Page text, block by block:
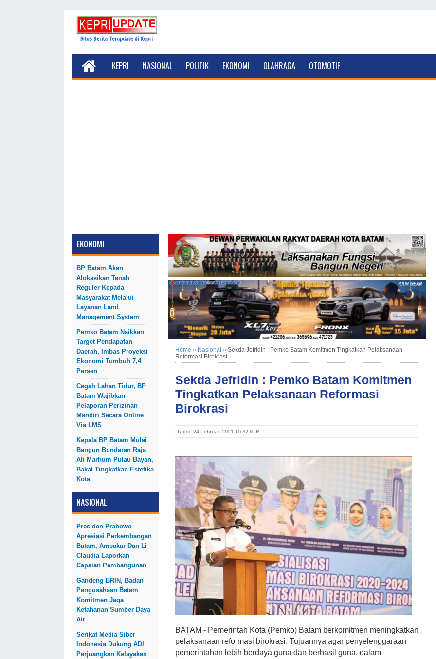
KEPRI NASIONAL POLITIK EKONOMI OLAHRAGA OTOMOTIF
EKONOMI
BP Batam Akan
Alokasikan Tanah
Reguler Kepada
Masyarakat Melalui
Layanan Land
Management System
Pemko Batam Naikkan
Target Pendapatan
Daerah, Imbas Proyeksi
Ekonomi Tumbuh 7,4
Persen
Cegah Lahan Tidur, BP
Batam Wajibkan
Pelaporan Perizinan
Mandiri Secara Online
Via LMS
Kepala BP Batam Mulai
Bangun Bundaran Raja
Ali Marhum Pulau Bayan,
Bakal Tingkatkan Estetika
Kota
NASIONAL
Presiden Prabowo
Apresiasi Perkembangan
Batam, Amsakar Dan Li
Claudia Laporkan
Capaian Pembangunan
Gandeng BRIN, Badan
Pengusahaan Batam
Komitmen Jaga
Ketahanan Sumber Daya
Air
Serikat Media Siber
Indonesia Dukung ADI
Perjuangkan Kelayakan
Home » Nasional » Sekda Jefridin : Pemko Batam Komitmen Tingkatkan Pelaksanaan
Reformasi Birokrasi
Sekda Jefridin : Pemko Batam Komitmen
Tingkatkan Pelaksanaan Reformasi
Birokrasi
Rabu, 24 Februari 2021 10.32 WIB
BATAM - Pemerintah Kota (Pemko) Batam berkomitmen meningkatkan
pelaksanaan reformasi birokrasi. Tujuannya agar penyelenggaraan
pemerintahan lebih berdaya guna dan berhasil guna, dalam